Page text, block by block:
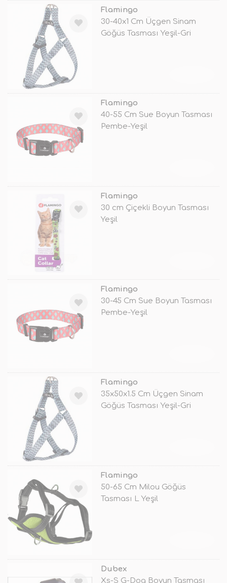
Flamingo
30-40x1 Cm Üçgen Sinam
Göğüs Tasması Yeşil-Gri
Flamingo
40-55 Cm Sue Boyun Tasması
Pembe-Yeşil
Flamingo
30 cm Çiçekli Boyun Tasması
Yeşil
Flamingo
30-45 Cm Sue Boyun Tasması
Pembe-Yeşil
Flamingo
35x50x1.5 Cm Üçgen Sinam
Göğüs Tasması Yeşil-Gri
Flamingo
50-65 Cm Milou Göğüs
Tasması L Yeşil
Dubex
Xs-S G-Dog Boyun Tasması